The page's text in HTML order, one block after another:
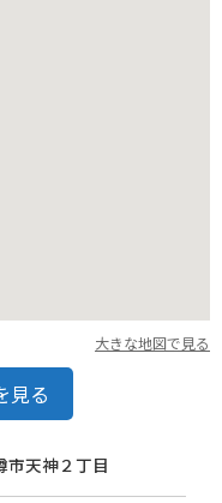
大きな地図で見る
見る
市天神２丁目